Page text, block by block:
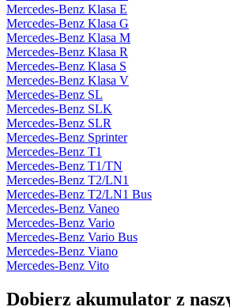
Mercedes-Benz Klasa E
Mercedes-Benz Klasa G
Mercedes-Benz Klasa M
Mercedes-Benz Klasa R
Mercedes-Benz Klasa S
Mercedes-Benz Klasa V
Mercedes-Benz SL
Mercedes-Benz SLK
Mercedes-Benz SLR
Mercedes-Benz Sprinter
Mercedes-Benz T1
Mercedes-Benz T1/TN
Mercedes-Benz T2/LN1
Mercedes-Benz T2/LN1 Bus
Mercedes-Benz Vaneo
Mercedes-Benz Vario
Mercedes-Benz Vario Bus
Mercedes-Benz Viano
Mercedes-Benz Vito
Dobierz akumulator z